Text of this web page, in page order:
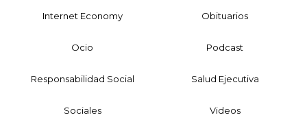
Internet Economy Obituarios
Ocio Podcast
Responsabilidad Social Salud Ejecutiva
Sociales Videos